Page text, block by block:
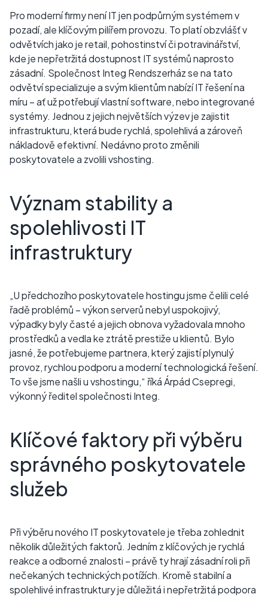
Pro moderní firmy není IT jen podpůrným systémem v
pozadí, ale klíčovým pilířem provozu. To platí obzvlášť v
odvětvích jako je retail, pohostinství či potravinářství,
kde je nepřetržitá dostupnost IT systémů naprosto
zásadní. Společnost Integ Rendszerház se na tato
odvětví specializuje a svým klientům nabízí IT řešení na
míru – ať už potřebují vlastní software, nebo integrované
systémy. Jednou z jejich největších výzev je zajistit
infrastrukturu, která bude rychlá, spolehlivá a zároveň
nákladově efektivní. Nedávno proto změnili
poskytovatele a zvolili vshosting.
Význam stability a
spolehlivosti IT
infrastruktury
„U předchozího poskytovatele hostingu jsme čelili celé
řadě problémů – výkon serverů nebyl uspokojivý,
výpadky byly časté a jejich obnova vyžadovala mnoho
prostředků a vedla ke ztrátě prestiže u klientů. Bylo
jasné, že potřebujeme partnera, který zajistí plynulý
provoz, rychlou podporu a moderní technologická řešení.
To vše jsme našli u vshostingu,“ říká Árpád Csepregi,
výkonný ředitel společnosti Integ.
Klíčové faktory při výběru
správného poskytovatele
služeb
Při výběru nového IT poskytovatele je třeba zohlednit
několik důležitých faktorů. Jedním z klíčových je rychlá
reakce a odborné znalosti – právě ty hrají zásadní roli při
nečekaných technických potížích. Kromě stabilní a
spolehlivé infrastruktury je důležitá i nepřetržitá podpora